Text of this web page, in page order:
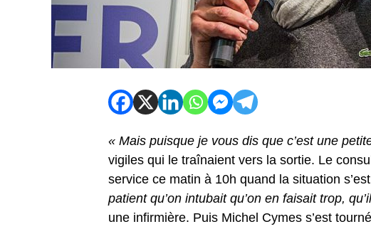
« Mais puisque je vous dis que c’est une
vigiles qui le traînaient vers la sortie. Le
service ce matin à 10h quand la situation
patient qu’on intubait qu’on en faisait trop,
une infirmière. Puis Michel Cymes s’est